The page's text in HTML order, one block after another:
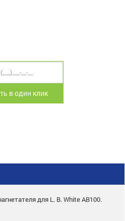
в один клик
для L. B. White AB100.